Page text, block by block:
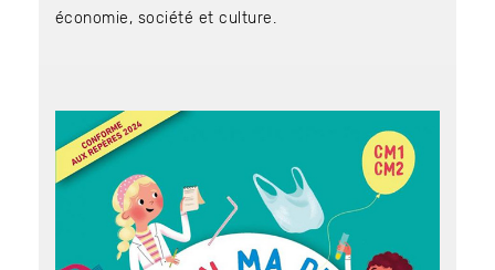
économie, société et culture.